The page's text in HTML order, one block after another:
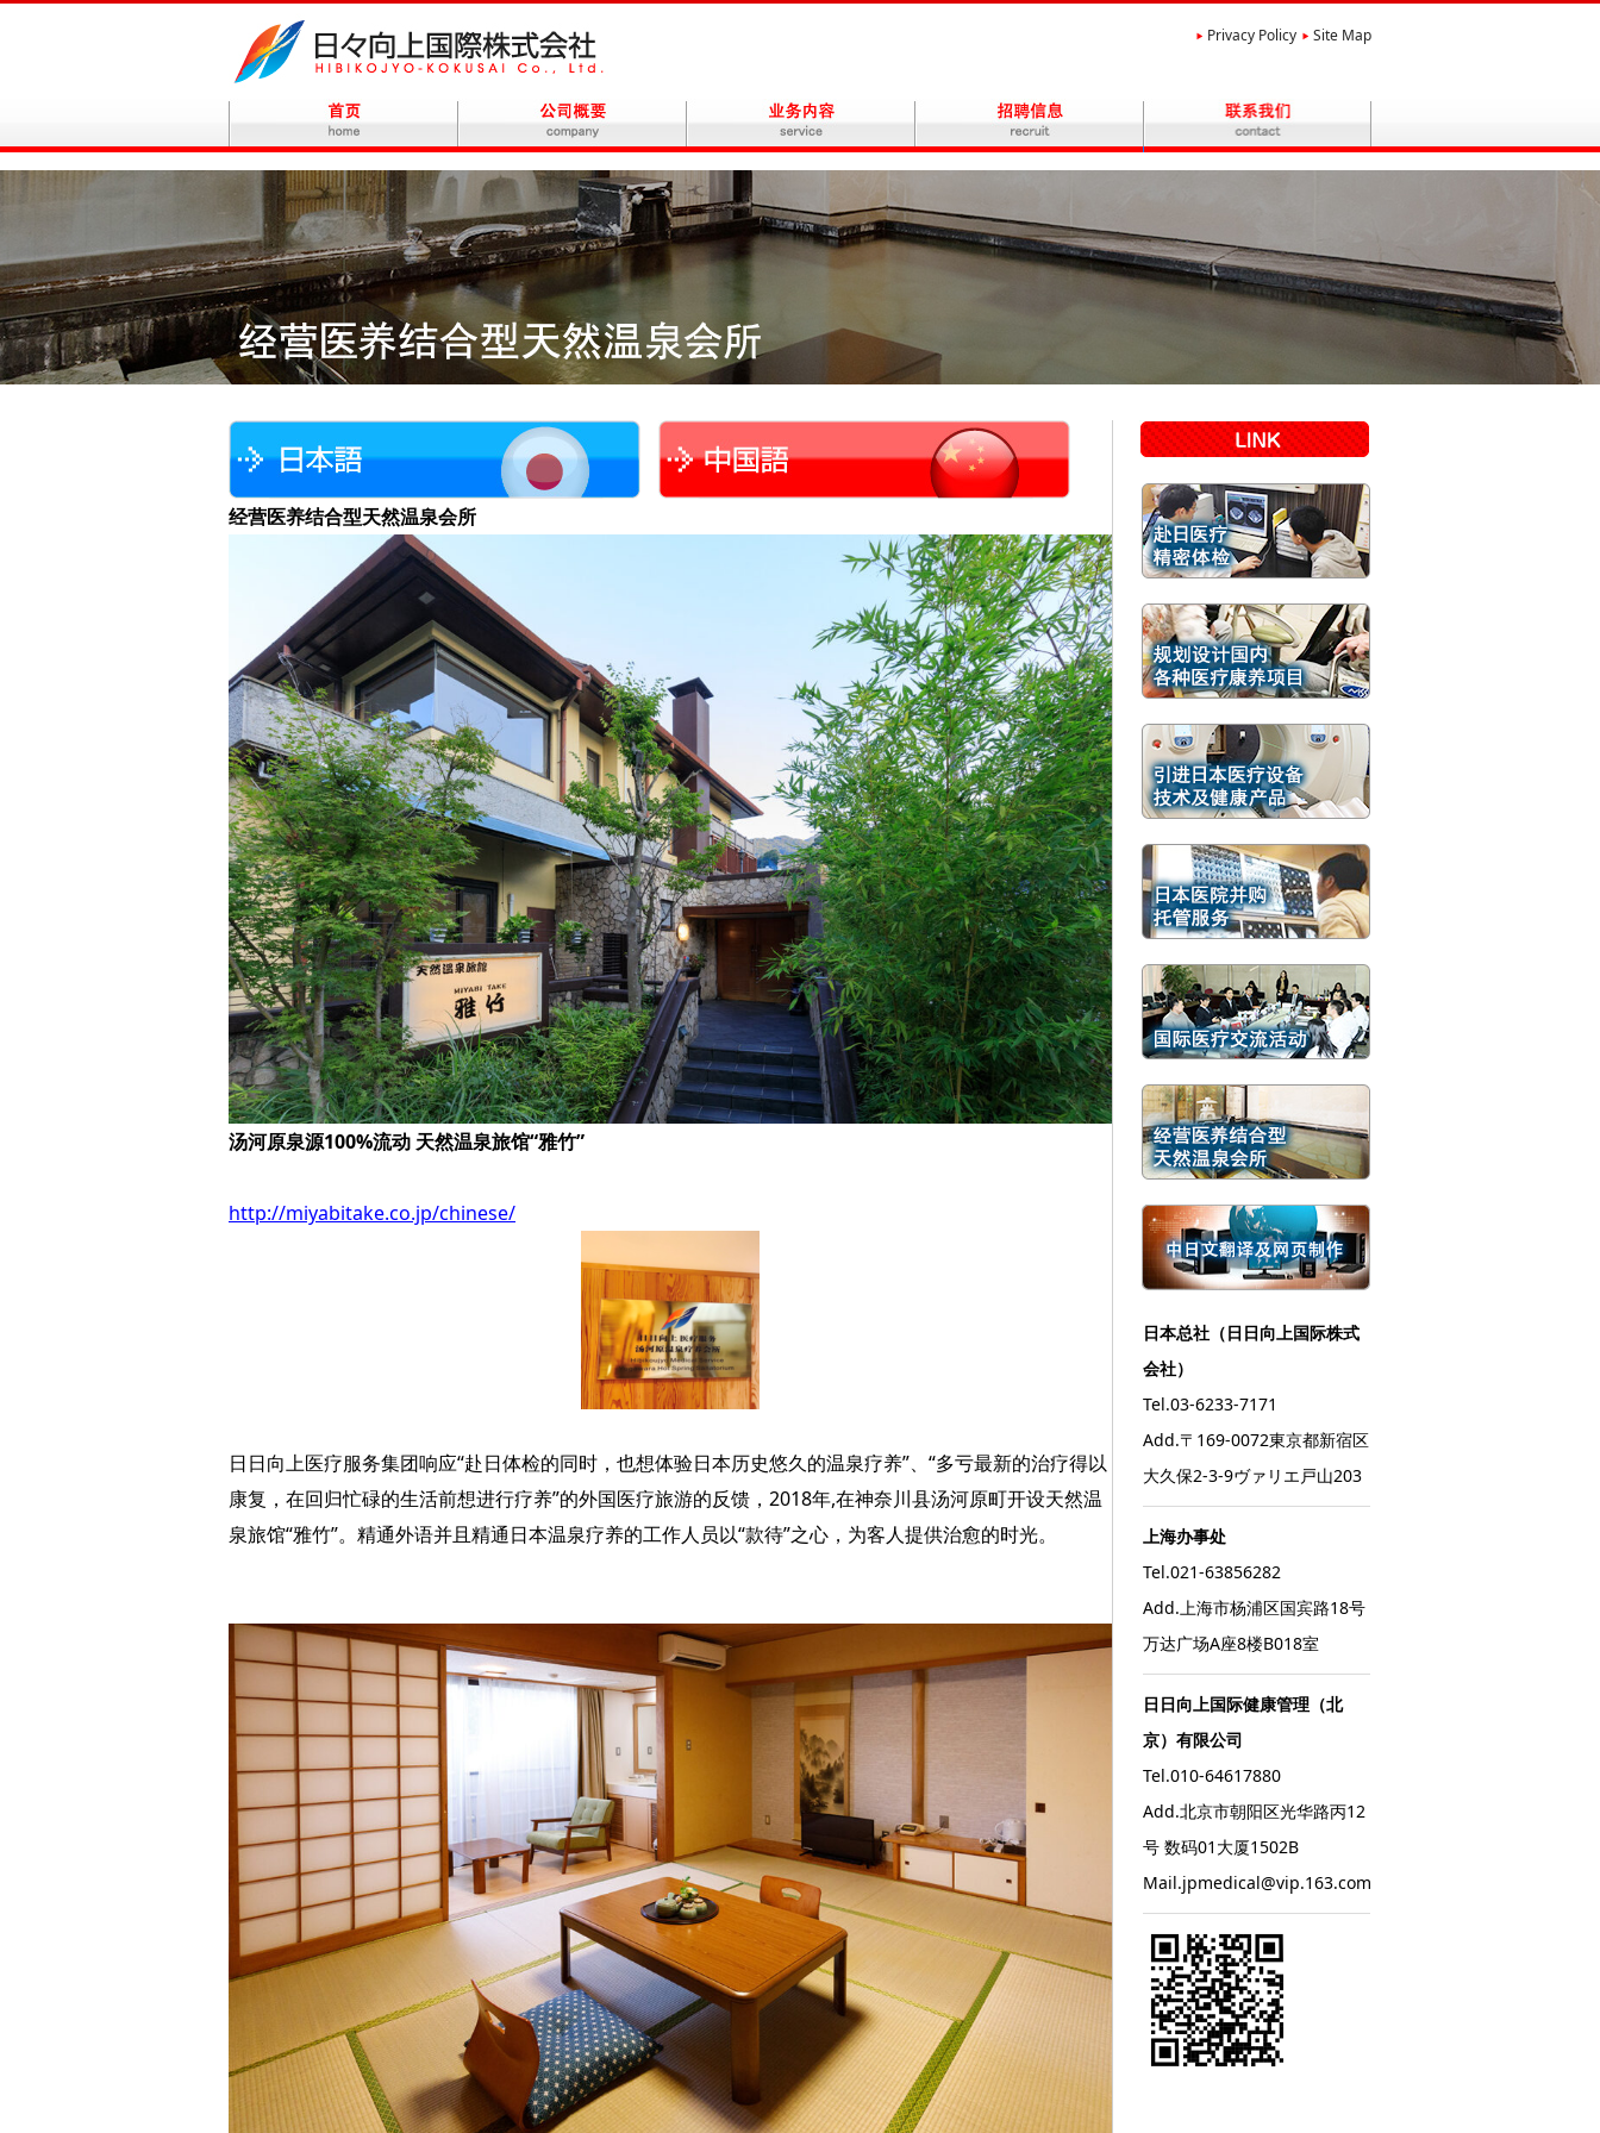
Privacy Policy Site Map
经营医养结合型天然温泉会所
汤河原泉源100%流动 天然温泉旅馆“雅竹”
http://miyabitake.co.jp/chinese/
日日向上医疗服务集团响应“赴日体检的同时，也想体验日本历史悠久的温泉疗养”、“多亏最新的治疗得以
康复，在回归忙碌的生活前想进行疗养”的外国医疗旅游的反馈，2018年,在神奈川县汤河原町开设天然温
泉旅馆“雅竹”。精通外语并且精通日本温泉疗养的工作人员以“款待”之心，为客人提供治愈的时光。
日本总社（日日向上国际株式
会社）
Tel.03-6233-7171
Add.〒169-0072東京都新宿区
大久保2-3-9ヴァリエ戸山203
上海办事处
Tel.021-63856282
Add.上海市杨浦区国宾路18号
万达广场A座8楼B018室
日日向上国际健康管理（北
京）有限公司
Tel.010-64617880
Add.北京市朝阳区光华路丙12
号 数码01大厦1502B
Mail.jpmedical@vip.163.com